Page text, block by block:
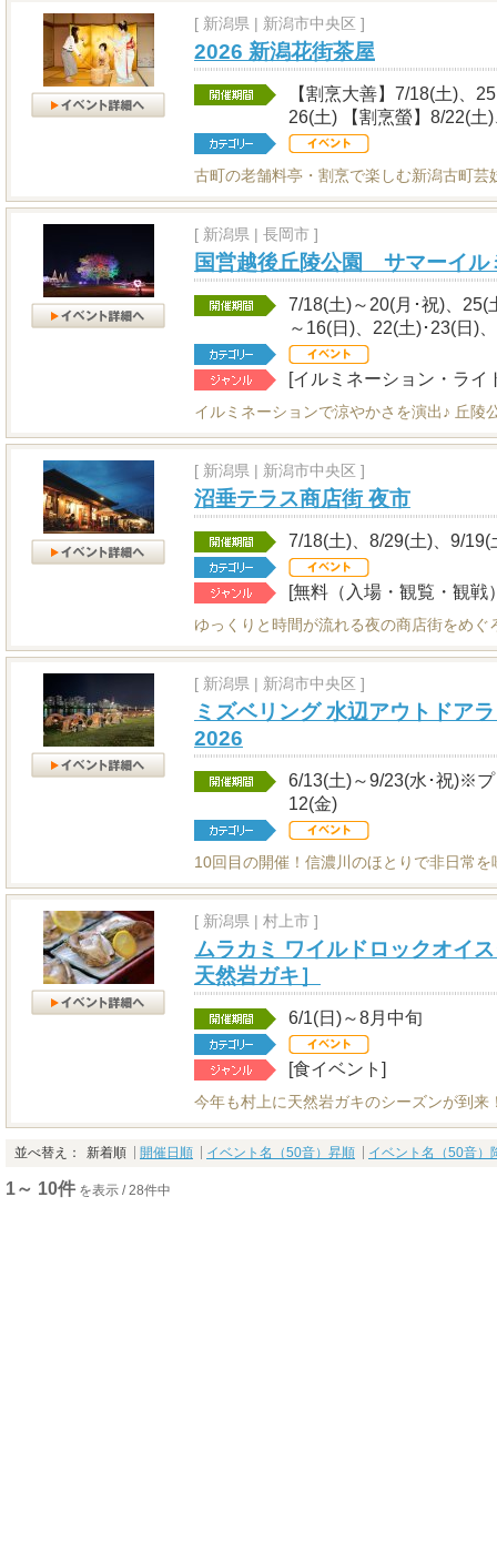
[ 新潟県 | 新潟市中央区 ]
2026 新潟花街茶屋
【割烹大善】7/18(土)、
26(土) 【割烹螢】8/22(土
古町の老舗料亭・割烹で楽しむ新潟古町芸
[ 新潟県 | 長岡市 ]
国営越後丘陵公園 サマーイル
7/18(土)～20(月･祝)、25(
～16(日)、22(土)･23(日)
[イルミネーション・ライ
イルミネーションで涼やかさを演出♪ 丘陵
[ 新潟県 | 新潟市中央区 ]
沼垂テラス商店街 夜市
7/18(土)、8/29(土)、9/19(
[無料（入場・観覧・観戦
ゆっくりと時間が流れる夜の商店街をめぐ
[ 新潟県 | 新潟市中央区 ]
ミズベリング 水辺アウトドア
2026
6/13(土)～9/23(水･祝)※
12(金)
10回目の開催！信濃川のほとりで非日常を
[ 新潟県 | 村上市 ]
ムラカミ ワイルドロックオイ
天然岩ガキ］
6/1(日)～8月中旬
[食イベント]
今年も村上に天然岩ガキのシーズンが到来
並べ替え： 新着順 開催日順 イベント名（50音）昇順 イベント名（50音）
1～ 10件 を表示 / 28件中